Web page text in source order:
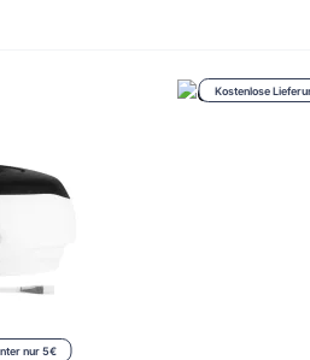
nur 5€
Kostenlose